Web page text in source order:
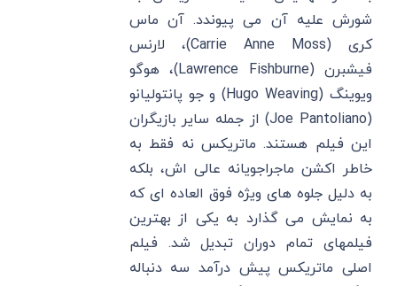
شورش علیه آن می پیوندد. آن ماس
کری (Carrie Anne Moss)، لارنس
فیشبرن (Lawrence Fishburne)، هوگو
ویوینگ (Hugo Weaving) و جو پانتولیانو
(Joe Pantoliano) از جمله سایر بازیگران
این فیلم هستند. ماتریکس نه فقط به
خاطر اکشن ماجراجویانه عالی اش، بلکه
به دلیل جلوه های ویژه فوق العاده ای که
به نمایش می گذارد به یکی از بهترین
فیلمهای تمام دوران تبدیل شد. فیلم
اصلی ماتریکس پیش درآمد سه دنباله